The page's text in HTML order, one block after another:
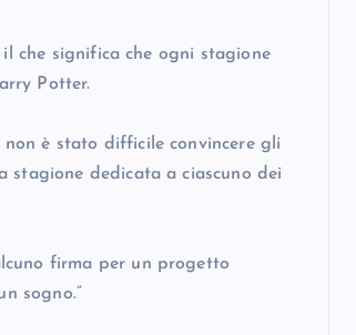
che significa che ogni stagione
Potter.
è stato difficile convincere gli
stagione dedicata a ciascuno dei
firma per un progetto
sogno.”